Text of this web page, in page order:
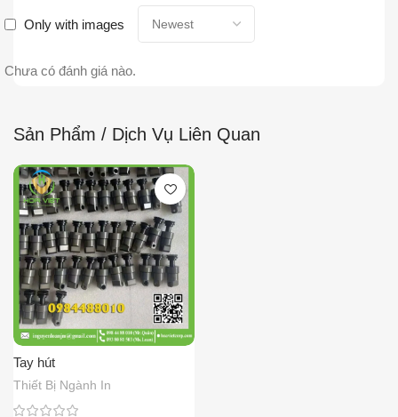
Only with images
Chưa có đánh giá nào.
Sản Phẩm / Dịch Vụ Liên Quan
Tay hút
Thiết Bị Ngành In